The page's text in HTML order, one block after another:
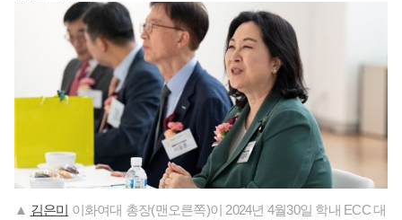
▲ 김은미 이화여대 총장(맨오른쪽)이 2024년 4월30일 학내 ECC 대